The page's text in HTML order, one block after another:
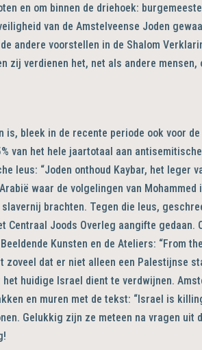
en om binnen de driehoek:
van de Amstelveense Joden
andere voorstellen in de Shalom
zij verdienen het, net als andere
bleek in de recente periode ook voor
van het hele jaartotaal aan
leus: “Joden onthoud Kaybar, het leger
waar de volgelingen van Mohammed
brachten. Tegen die leus,
Centraal Joods Overleg aangifte gedaan.
Kunsten en de Ateliers: “From
zoveel dat er niet alleen een Palestijnse
huidige Israel dient te verdwijnen.
en muren met de tekst: “Israel is
Gelukkig zijn ze meteen na vragen uit